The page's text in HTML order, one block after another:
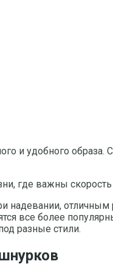
и удобного
где важны
надевании,
все более
разные стили.